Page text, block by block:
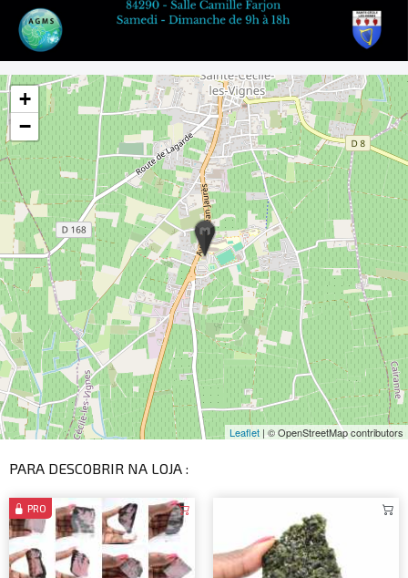
+
−
Leaflet | © OpenStreetMap contributors
PARA DESCOBRIR NA LOJA :
PRO